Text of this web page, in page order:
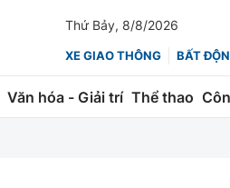
Thứ Bảy, 8/8/2026
XE GIAO THÔNG BẤT
Văn hóa - Giải trí Thể thao